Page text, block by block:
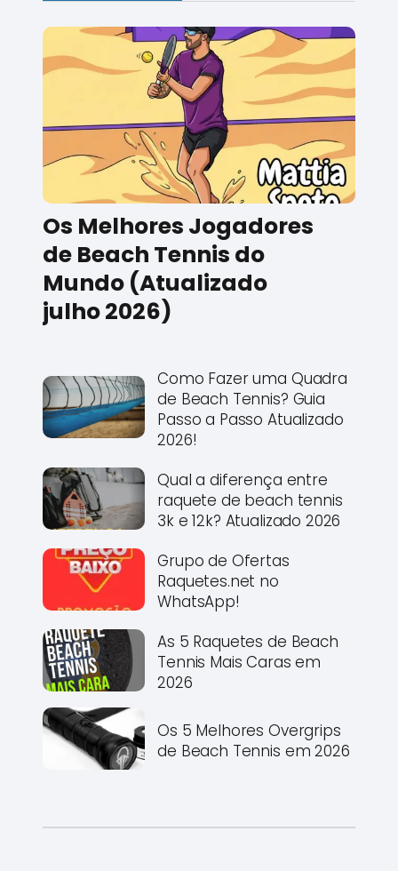
Os Melhores Jogadores
de Beach Tennis do
Mundo (Atualizado
julho 2026)
Como Fazer uma Quadra
de Beach Tennis? Guia
Passo a Passo Atualizado
2026!
Qual a diferença entre
raquete de beach tennis
3k e 12k? Atualizado 2026
Grupo de Ofertas
Raquetes.net no
WhatsApp!
As 5 Raquetes de Beach
Tennis Mais Caras em
2026
Os 5 Melhores Overgrips
de Beach Tennis em 2026